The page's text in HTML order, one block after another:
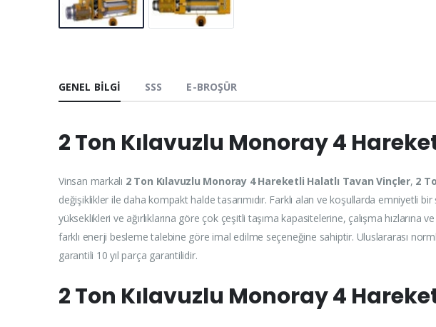
GENEL BILGI SSS E-BROŞÜR
2 Ton Kılavuzlu Monoray 4
Vinsan markalı 2 Ton Kılavuzlu Monoray 4 Hareketli Halatlı Tavan Vinçler, 2
değişiklikler ile daha kompakt halde tasarımıdır. Farklı alan ve koşullarda emniyetli
yükseklikleri ve ağırlıklarına göre çok çeşitli taşıma kapasitelerine, çalışma
farklı enerji besleme talebine göre imal edilme seçeneğine sahiptir. Uluslararası
garantili 10 yıl parça garantilidir.
2 Ton Kılavuzlu Monoray 4